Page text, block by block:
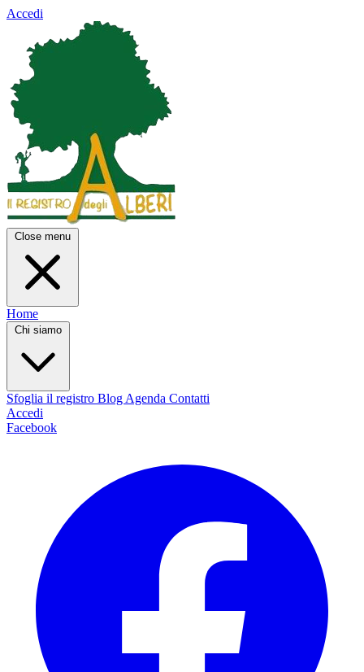
Accedi
Close menu
Home
Chi siamo
Sfoglia il registro Blog Agenda Contatti
Accedi
Facebook